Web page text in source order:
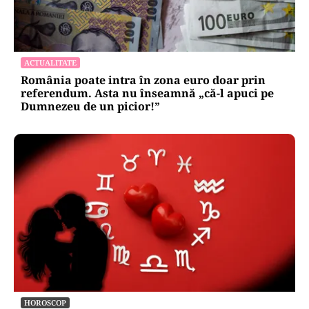
ACTUALITATE
România poate intra în zona euro doar prin
referendum. Asta nu înseamnă „că-l apuci pe
Dumnezeu de un picior!”
HOROSCOP